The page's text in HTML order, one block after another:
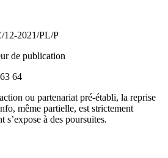
12-2021/PL/P
de publication
64
ou partenariat pré-établi, la reprise
même partielle, est strictement
à des poursuites.